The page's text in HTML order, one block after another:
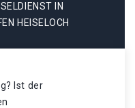
IN
HEISELOCH
Ist der